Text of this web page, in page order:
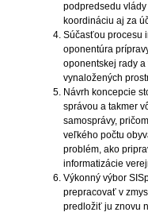
podpredsedu
koordináciu aj za
Súčasťou procesu
oponentúra
oponentskej rady
vynaložených
Návrh koncepcie
správou a takmer
samosprávy,
veľkého počtu
problém, ako
informatizácie
Výkonný výbor
prepracovať v
predložiť ju znovu